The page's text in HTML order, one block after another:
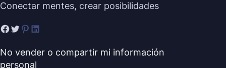
Conectar mentes, crear posibilidades
No vender o compartir mi información
personal